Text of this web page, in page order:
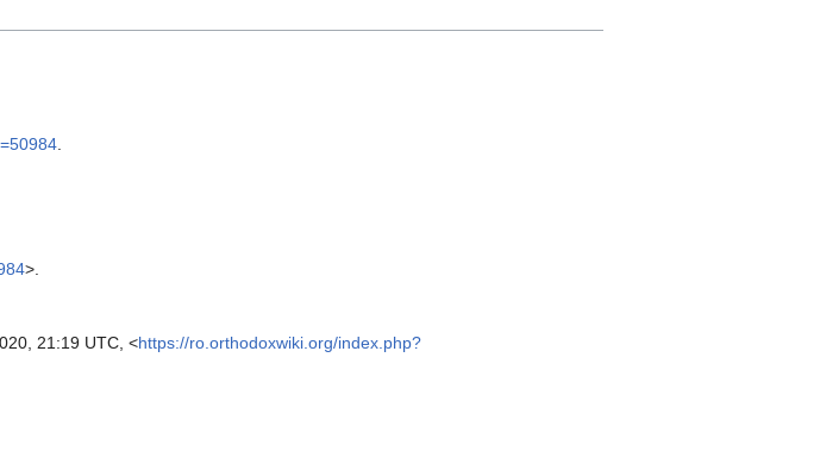
>.
21:19 UTC, <https://ro.orthodoxwiki.org/index.php?